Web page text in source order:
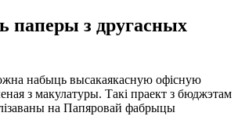
паперы з другасных
набыць высакаякасную офісную
з макулатуры. Такі праект з бюджэтам
на Папяровай фабрыцы